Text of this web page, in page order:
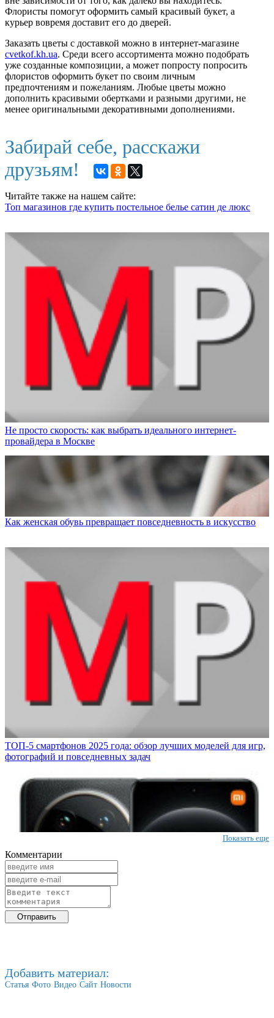
Флористы помогут оформить самый красивый букет, а
курьер вовремя доставит его до дверей.
Заказать цветы с доставкой можно в интернет-магазине
cvetkof.kh.ua. Среди всего ассортимента можно подобрать
уже созданные композиции, а может попросту попросить
флористов оформить букет по своим личным
предпочтениям и пожеланиям. Любые цветы можно
дополнить красивыми обертками и разными другими, не
менее оригинальными декоративными дополнениями.
Забирай себе, расскажи
друзьям!
Читайте также на нашем сайте:
Топ магазинов где купить постельное белье сатин де люкс
Не просто скорость: как выбрать идеального интернет-
провайдера в Москве
Как женская обувь превращает повседневность в искусство
ТОП-5 смартфонов 2025 года: обзор лучших моделей для игр,
фотографий и повседневных задач
Показать еще
Комментарии
Добавить материал:
Статья Фото Видео Сайт Новости